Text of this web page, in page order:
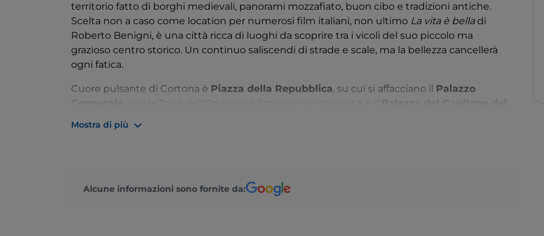
territorio fatto di borghi medievali, panorami mozzafiato, buon cibo e tradizioni antiche.
Scelta non a caso come location per numerosi film italiani, non ultimo La vita è belladi
Roberto Benigni, è una città ricca di luoghi da scoprire tra i vicoli del suo piccolo ma
grazioso centro storico. Un continuo saliscendi di strade e scale, ma la bellezza cancellerà
ogni fatica.
Cuore pulsante di Cortona è Piazza della Repubblica, su cui si affacciano il Palazzo
Palazzo del Capitano
di Santa Maria Assunta, il
ex magazzino delle carni
Mostra di più
Alcune informazioni sono fornite da: